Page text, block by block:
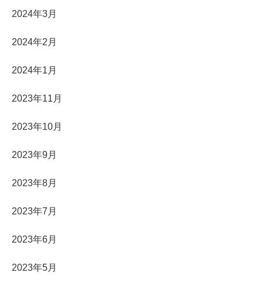
2024年3月
2024年2月
2024年1月
2023年11月
2023年10月
2023年9月
2023年8月
2023年7月
2023年6月
2023年5月